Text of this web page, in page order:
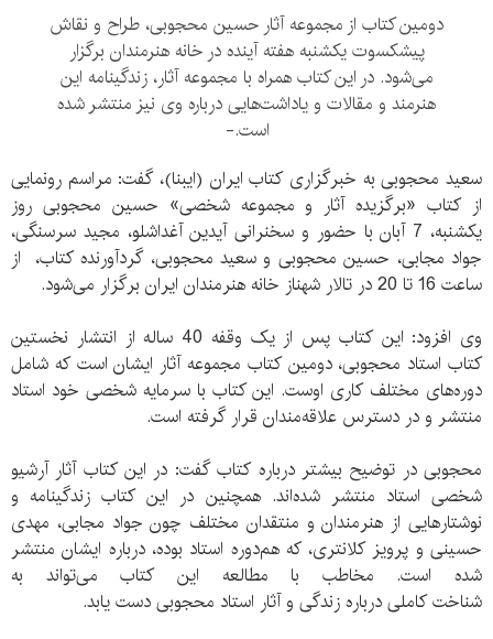
دومین کتاب از مجموعه آثار حسین محجوبی، طراح و نقاش
پیشکسوت یکشنبه هفته آینده در خانه هنرمندان برگزار
می‌شود. در این کتاب همراه با مجموعه آثار، زندگینامه این
هنرمند و مقالات و یاداشت‌هایی درباره وی نیز منتشر شده
است.-
سعید محجوبی به خبرگزاری کتاب ایران (ایبنا)، گفت: مراسم رونمایی
از کتاب «برگزیده آثار و مجموعه شخصی» حسین محجوبی روز
یکشنبه، 7 آبان با حضور و سخنرانی آیدین آغداشلو، مجید سرسنگی،
جواد مجابی، حسین محجوبی و سعید محجوبی، گردآورنده کتاب، از
ساعت 16 تا 20 در تالار شهناز خانه هنرمندان ایران برگزار می‌شود.
وی افزود: این کتاب پس از یک وقفه 40 ساله از انتشار نخستین
کتاب استاد محجوبی، دومین کتاب مجموعه آثار ایشان است که شامل
دوره‌های مختلف کاری اوست. این کتاب با سرمایه شخصی خود استاد
منتشر و در دسترس علاقه‌مندان قرار گرفته است.
محجوبی در توضیح بیشتر درباره کتاب گفت: در این کتاب آثار آرشیو
شخصی‌ استاد منتشر شده‌اند. همچنین در این کتاب زندگینامه و
نوشتارهایی از هنرمندان و منتقدان مختلف چون جواد مجابی، مهدی
حسینی و پرویز کلانتری، که هم‌دوره استاد بوده، درباره ایشان منتشر
شده است. مخاطب با مطالعه این کتاب می‌تواند به
شناخت کاملی درباره زندگی و آثار استاد محجوبی دست یابد.